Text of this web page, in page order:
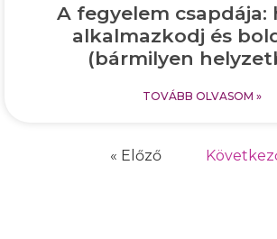
A fegyelem csapdája:
alkalmazkodj és
(bármilyen
TOVÁBB OLVASOM »
« Előző